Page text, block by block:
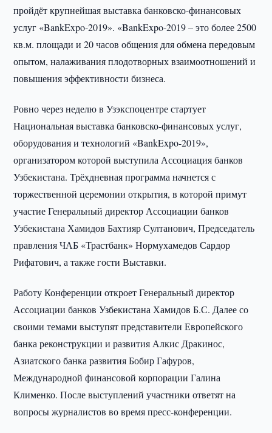
пройдёт крупнейшая выставка банковско-финансовых
услуг «BankExpo-2019». «BankExpo-2019 – это более 2500
кв.м. площади и 20 часов общения для обмена передовым
опытом, налаживания плодотворных взаимоотношений и
повышения эффективности бизнеса.
Ровно через неделю в Узэкспоцентре стартует
Национальная выставка банковско-финансовых услуг,
оборудования и технологий «BankExpo-2019»,
организатором которой выступила Ассоциация банков
Узбекистана. Трёхдневная программа начнется с
торжественной церемонии открытия, в которой примут
участие Генеральный директор Ассоциации банков
Узбекистана Хамидов Бахтияр Султанович, Председатель
правления ЧАБ «Трастбанк» Нормухамедов Сардор
Рифатович, а также гости Выставки.
Работу Конференции откроет Генеральный директор
Ассоциации банков Узбекистана Хамидов Б.С. Далее со
своими темами выступят представители Европейского
банка реконструкции и развития Алкис Дракинос,
Азиатского банка развития Бобир Гафуров,
Международной финансовой корпорации Галина
Клименко. После выступлений участники ответят на
вопросы журналистов во время пресс-конференции.